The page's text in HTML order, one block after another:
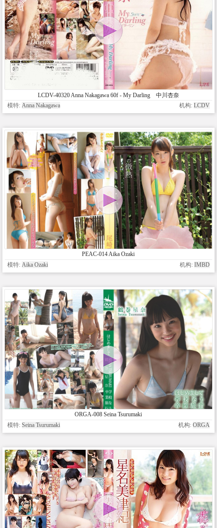
LCDV-40320 Anna Nakagawa 60f - My Darling 中川杏奈
模特: Anna Nakagawa 机构: LCDV
PEAC-014 Aika Ozaki
模特: Aika Ozaki 机构: IMBD
ORGA-008 Seina Tsurumaki
模特: Seina Tsurumaki 机构: ORGA